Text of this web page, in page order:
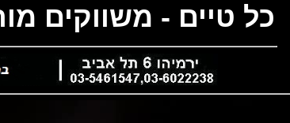
כל טיים - משווקים